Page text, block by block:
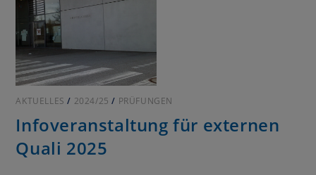
AKTUELLES / 2024/25 / PRÜFUNGEN
Infoveranstaltung für externen
Quali 2025